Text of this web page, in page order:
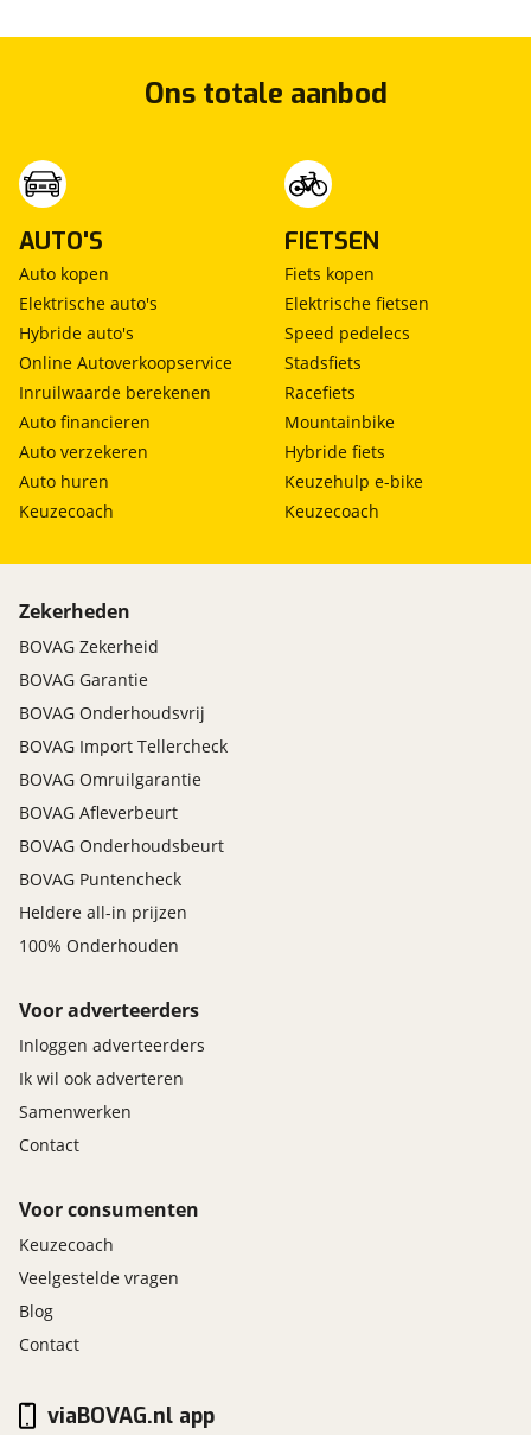
Ons totale aanbod
AUTO'S
Auto kopen
Elektrische auto's
Hybride auto's
Online Autoverkoopservice
Inruilwaarde berekenen
Auto financieren
Auto verzekeren
Auto huren
Keuzecoach
FIETSEN
Fiets kopen
Elektrische fietsen
Speed pedelecs
Stadsfiets
Racefiets
Mountainbike
Hybride fiets
Keuzehulp e-bike
Keuzecoach
Zekerheden
BOVAG Zekerheid
BOVAG Garantie
BOVAG Onderhoudsvrij
BOVAG Import Tellercheck
BOVAG Omruilgarantie
BOVAG Afleverbeurt
BOVAG Onderhoudsbeurt
BOVAG Puntencheck
Heldere all-in prijzen
100% Onderhouden
Voor adverteerders
Inloggen adverteerders
Ik wil ook adverteren
Samenwerken
Contact
Voor consumenten
Keuzecoach
Veelgestelde vragen
Blog
Contact
viaBOVAG.nl app